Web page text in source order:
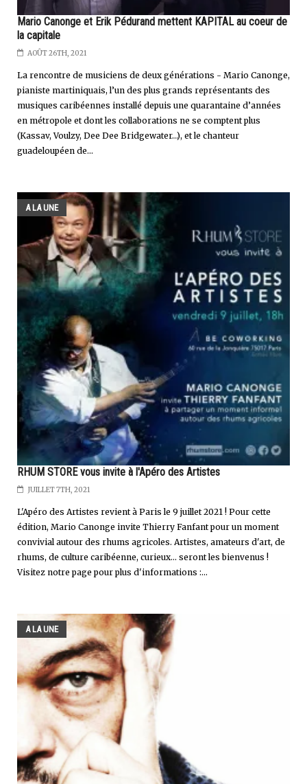
Mario Canonge et Erik Pédurand mettent KAPITAL au coeur de
la capitale
AOÛT 26TH, 2021
La rencontre de musiciens de deux générations - Mario Canonge,
pianiste martiniquais, l’un des plus grands représentants des
musiques caribéennes installé depuis une quarantaine d’années
en métropole et dont les collaborations ne se comptent plus
(Kassav, Voulzy, Dee Dee Bridgewater…), et le chanteur
guadeloupéen de...
A LA UNE
RHUM STORE vous invite à l'Apéro des Artistes
JUILLET 7TH, 2021
L'Apéro des Artistes revient à Paris le 9 juillet 2021 ! Pour cette
édition, Mario Canonge invite Thierry Fanfant pour un moment
convivial autour des rhums agricoles. Artistes, amateurs d'art, de
rhums, de culture caribéenne, curieux... seront les bienvenus !
Visitez notre page pour plus d'informations :...
A LA UNE